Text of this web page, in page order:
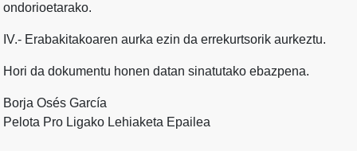
ondorioetarako.
IV.- Erabakitakoaren aurka ezin da errekurtsorik aurkeztu.
Hori da dokumentu honen datan sinatutako ebazpena.
Borja Osés García
Pelota Pro Ligako Lehiaketa Epailea